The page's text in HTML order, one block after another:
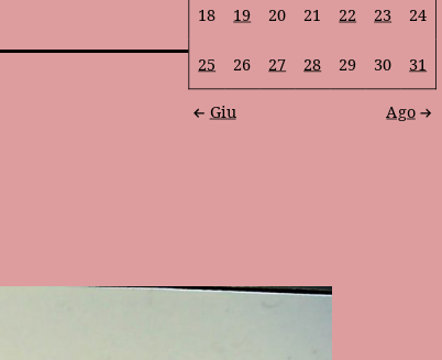
18 19 20 21 22 23 24
25 26 27 28 29 30 31
Giu Ago